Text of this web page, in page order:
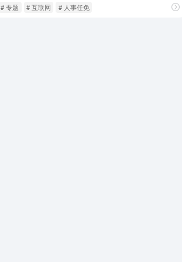
# 专题 # 互联网 # 人事任免